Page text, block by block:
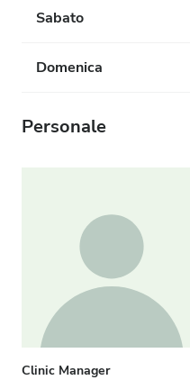
Sabato
Domenica
Personale
Clinic Manager